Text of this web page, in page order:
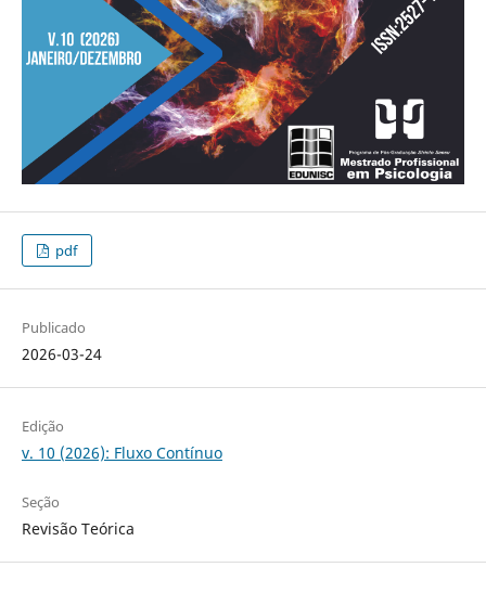
pdf
Publicado
2026-03-24
Edição
v. 10 (2026): Fluxo Contínuo
Seção
Revisão Teórica